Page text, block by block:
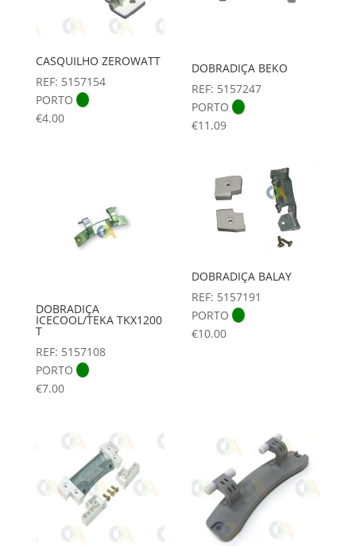
CASQUILHO ZEROWATT
REF: 5157154
PORTO
€4.00
DOBRADIÇA BEKO
REF: 5157247
PORTO
€11.09
DOBRADIÇA
ICECOOL/TEKA TKX1200
T
REF: 5157108
PORTO
€7.00
DOBRADIÇA BALAY
REF: 5157191
PORTO
€10.00